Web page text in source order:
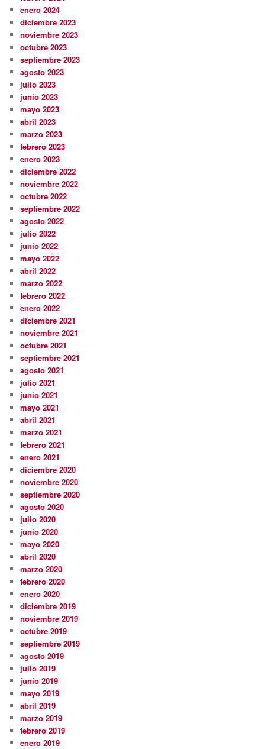
enero 2024
diciembre 2023
noviembre 2023
octubre 2023
septiembre 2023
agosto 2023
julio 2023
junio 2023
mayo 2023
abril 2023
marzo 2023
febrero 2023
enero 2023
diciembre 2022
noviembre 2022
octubre 2022
septiembre 2022
agosto 2022
julio 2022
junio 2022
mayo 2022
abril 2022
marzo 2022
febrero 2022
enero 2022
diciembre 2021
noviembre 2021
octubre 2021
septiembre 2021
agosto 2021
julio 2021
junio 2021
mayo 2021
abril 2021
marzo 2021
febrero 2021
enero 2021
diciembre 2020
noviembre 2020
septiembre 2020
agosto 2020
julio 2020
junio 2020
mayo 2020
abril 2020
marzo 2020
febrero 2020
enero 2020
diciembre 2019
noviembre 2019
octubre 2019
septiembre 2019
agosto 2019
julio 2019
junio 2019
mayo 2019
abril 2019
marzo 2019
febrero 2019
enero 2019